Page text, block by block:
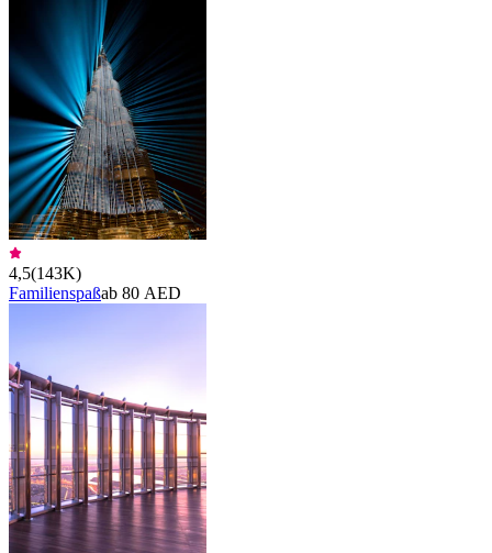
4,5(143K)
Familienspaßab 80 AED